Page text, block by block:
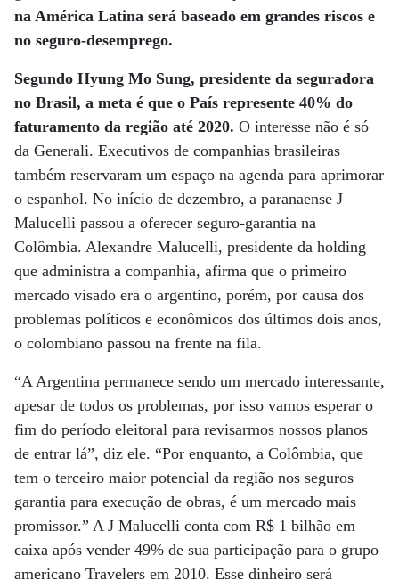
na América Latina será baseado em grandes riscos e
no seguro-desemprego.
Segundo Hyung Mo Sung, presidente da seguradora
no Brasil, a meta é que o País represente 40% do
faturamento da região até 2020. O interesse não é só
da Generali. Executivos de companhias brasileiras
também reservaram um espaço na agenda para aprimorar
o espanhol. No início de dezembro, a paranaense J
Malucelli passou a oferecer seguro-garantia na
Colômbia. Alexandre Malucelli, presidente da holding
que administra a companhia, afirma que o primeiro
mercado visado era o argentino, porém, por causa dos
problemas políticos e econômicos dos últimos dois anos,
o colombiano passou na frente na fila.
“A Argentina permanece sendo um mercado interessante,
apesar de todos os problemas, por isso vamos esperar o
fim do período eleitoral para revisarmos nossos planos
de entrar lá”, diz ele. “Por enquanto, a Colômbia, que
tem o terceiro maior potencial da região nos seguros
garantia para execução de obras, é um mercado mais
promissor.” A J Malucelli conta com R$ 1 bilhão em
caixa após vender 49% de sua participação para o grupo
americano Travelers em 2010. Esse dinheiro será